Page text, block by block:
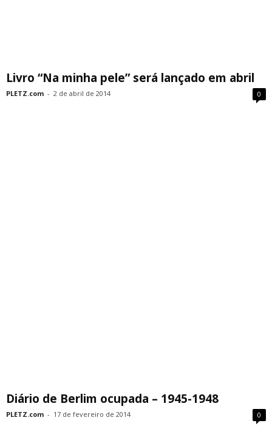
Livro “Na minha pele” será lançado em abril
PLETZ.com - 2 de abril de 2014 0
Diário de Berlim ocupada – 1945-1948
PLETZ.com - 17 de fevereiro de 2014 0